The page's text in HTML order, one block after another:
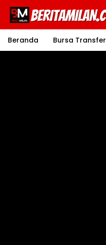
Langsung
konten
Beranda
Bursa Transfer